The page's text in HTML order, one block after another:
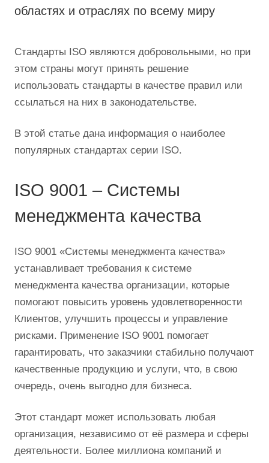
областях и отраслях по всему миру
Стандарты ISO являются добровольными, но при
этом страны могут принять решение
использовать стандарты в качестве правил или
ссылаться на них в законодательстве.
В этой статье дана информация о наиболее
популярных стандартах серии ISO.
ISO 9001 – Системы
менеджмента качества
ISO 9001 «Системы менеджмента качества»
устанавливает требования к системе
менеджмента качества организации, которые
помогают повысить уровень удовлетворенности
Клиентов, улучшить процессы и управление
рисками. Применение ISO 9001 помогает
гарантировать, что заказчики стабильно получают
качественные продукцию и услуги, что, в свою
очередь, очень выгодно для бизнеса.
Этот стандарт может использовать любая
организация, независимо от её размера и сферы
деятельности. Более миллиона компаний и